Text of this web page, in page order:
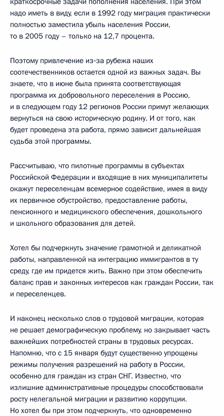
надо иметь в виду, если в 1992 году миграция практически
полностью заместила убыль населения России,
то в 2005 году – только на 12,7 процента.
Поэтому привлечение из‑за рубежа наших
соотечественников остается одной из важных задач. Вы
знаете, что в июне была принята соответствующая
программа их добровольного переселения в Россию,
и в следующем году 12 регионов России примут желающих
вернуться на свою историческую родину. И от того, как
будет проведена эта работа, прямо зависит дальнейшая
судьба этой программы.
Рассчитываю, что пилотные программы в субъектах
Российской Федерации и входящие в них муниципалитеты
окажут переселенцам всемерное содействие, имея в виду
их первичное обустройство, предоставление работы,
пенсионного и медицинского обеспечения, дошкольного
и школьного образования для детей.
Хотел бы подчеркнуть значение грамотной и деликатной
работы, направленной на интеграцию иммигрантов в ту
среду, где им придется жить. Важно при этом обеспечить
баланс прав и законных интересов как граждан России, так
и переселенцев.
И наконец несколько слов о трудовой миграции, которая
не решает демографическую проблему, но закрывает часть
важнейших потребностей страны в трудовых ресурсах.
Напомню, что с 15 января будут существенно упрощены
режимы получения разрешений на работу в России,
особенно для граждан из стран СНГ. Известно, что
излишние административные процедуры способствовали
росту нелегальной миграции и развитию коррупции.
Но хотел бы при этом подчеркнуть, что одновременно